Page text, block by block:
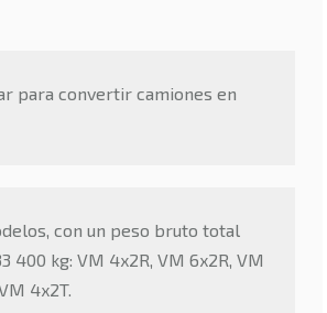
para convertir camiones en
con un peso bruto total
400 kg: VM 4x2R, VM 6x2R, VM
4x2T.